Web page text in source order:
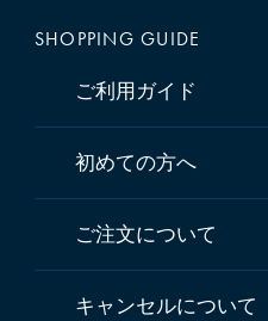
SHOPPING GUIDE
ご利用ガイド
初めての方へ
ご注文について
キャンセルについて